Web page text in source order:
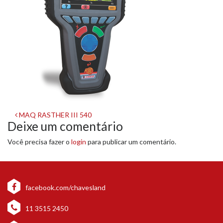
Navegação
de
post
MAQ RASTHER III 540
Deixe um comentário
Você precisa fazer o login para publicar um comentário.
facebook.com/chavesland
11 3515 2450